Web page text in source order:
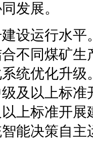
发展。
运行水平
不同煤矿
统优化升级
及以上标
上标准开
能决策自